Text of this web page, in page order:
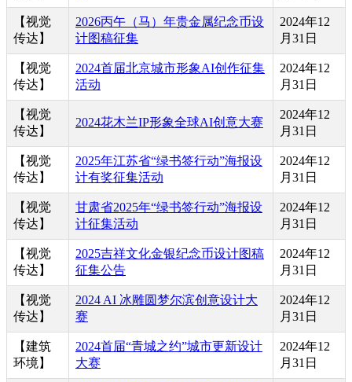
【视觉
传达】
2026丙午（马）年贵金属纪念币设
计图稿征集
2024年12
月31日
【视觉
传达】
2024首届北京城市形象AI创作征集
活动
2024年12
月31日
【视觉
传达】
2024花木兰IP形象全球AI创意大赛
2024年12
月31日
【视觉
传达】
2025年江苏省“绿书签行动”海报设
计有奖征集活动
2024年12
月31日
【视觉
传达】
甘肃省2025年“绿书签行动”海报设
计征集活动
2024年12
月31日
【视觉
传达】
2025吉祥文化金银纪念币设计图稿
征集公告
2024年12
月31日
【视觉
传达】
2024 AI 冰雕圆梦尔滨创意设计大
赛
2024年12
月31日
【建筑
环境】
2024首届“青城之约”城市更新设计
大赛
2024年12
月31日